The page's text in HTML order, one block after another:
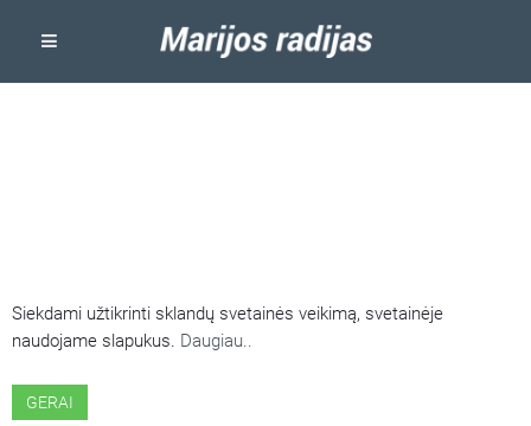
Siekdami užtikrinti sklandų svetainės veikimą, svetainėje
naudojame slapukus. Daugiau..
GERAI